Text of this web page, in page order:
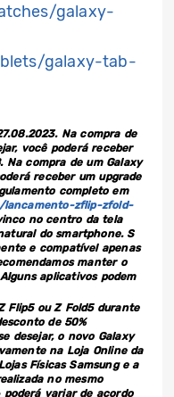
galaxy-
galaxy-tab-
Na compra de
você poderá receber
Na compra de um Galaxy
receber um upgrade
completo em
lancamento-zflip-zfold-
no centro da tela
do smartphone. S
e compatível apenas
manter o
aplicativos podem
Flip5 ou Z Fold5 durante
de 50%
desejar, o novo Galaxy
na Loja Online da
Físicas Samsung e a
no mesmo
poderá variar de acordo